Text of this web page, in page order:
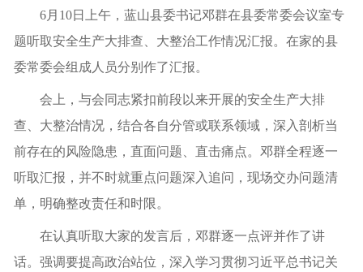
6月10日上午，蓝山县委书记邓群在县委常委会议室专
题听取安全生产大排查、大整治工作情况汇报。在家的县
委常委会组成人员分别作了汇报。
会上，与会同志紧扣前段以来开展的安全生产大排
查、大整治情况，结合各自分管或联系领域，深入剖析当
前存在的风险隐患，直面问题、直击痛点。邓群全程逐一
听取汇报，并不时就重点问题深入追问，现场交办问题清
单，明确整改责任和时限。
在认真听取大家的发言后，邓群逐一点评并作了讲
话。强调要提高政治站位，深入学习贯彻习近平总书记关